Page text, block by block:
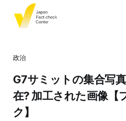
政治
G7サミットの集合写
在? 加工された画像【
ク】